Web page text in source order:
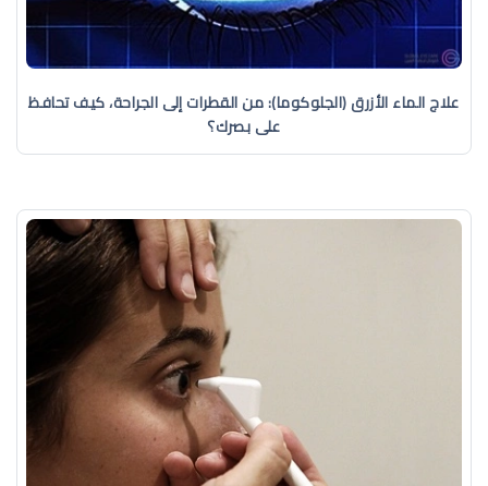
علاج الماء الأزرق (الجلوكوما): من القطرات إلى الجراحة، كيف تحافظ
على بصرك؟